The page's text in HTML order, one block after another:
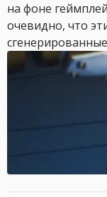
на фоне
очевидно, что